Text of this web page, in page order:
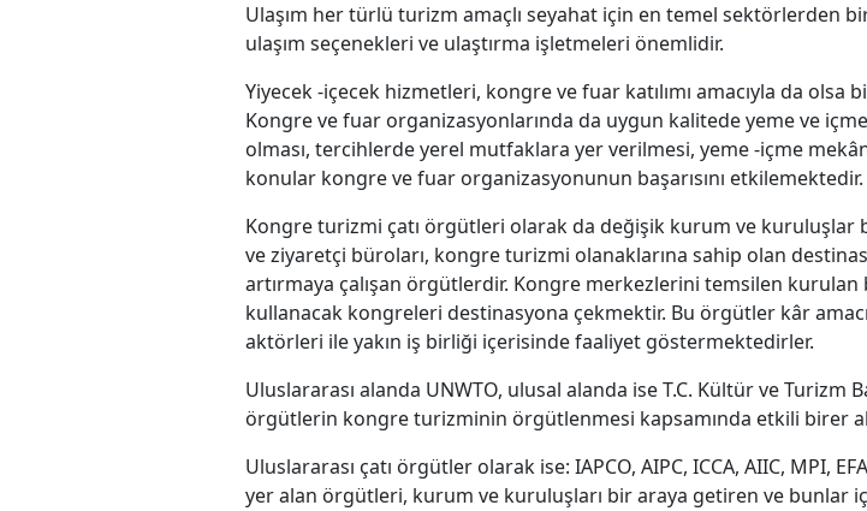
Ulaşım her türlü turizm amaçlı seyahat için en temel sektörlerden
ulaşım seçenekleri ve ulaştırma işletmeleri önemlidir.
Yiyecek -içecek hizmetleri, kongre ve fuar katılımı amacıyla da
Kongre ve fuar organizasyonlarında da uygun kalitede yeme ve
olması, tercihlerde yerel mutfaklara yer verilmesi, yeme -içme
konular kongre ve fuar organizasyonunun başarısını etkilemektedir.
Kongre turizmi çatı örgütleri olarak da değişik kurum ve kuruluşlar
ve ziyaretçi büroları, kongre turizmi olanaklarına sahip olan
artırmaya çalışan örgütlerdir. Kongre merkezlerini temsilen
kullanacak kongreleri destinasyona çekmektir. Bu örgütler kâr
aktörleri ile yakın iş birliği içerisinde faaliyet göstermektedirler.
Uluslararası alanda UNWTO, ulusal alanda ise T.C. Kültür ve Turizm
örgütlerin kongre turizminin örgütlenmesi kapsamında etkili birer
Uluslararası çatı örgütler olarak ise: IAPCO, AIPC, ICCA, AIIC, MPI,
yer alan örgütleri, kurum ve kuruluşları bir araya getiren ve bunlar